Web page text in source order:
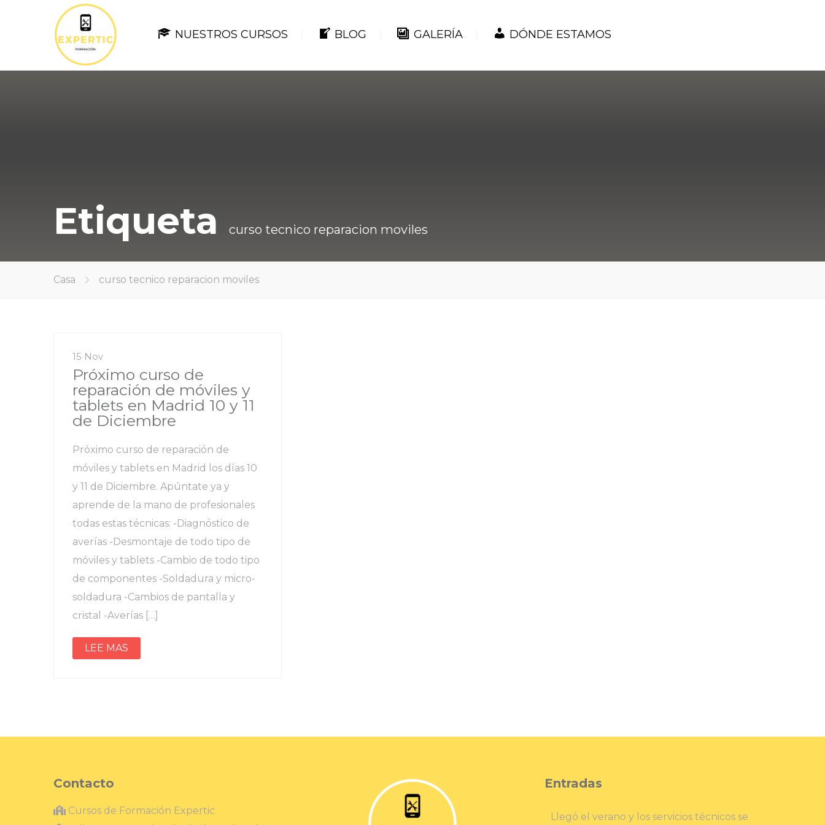
NUESTROS CURSOS BLOG GALERÍA DÓNDE ESTAMOS
Etiqueta curso tecnico reparacion moviles
Casa curso tecnico reparacion moviles
15 Nov
Próximo curso de
reparación de móviles y
tablets en Madrid 10 y 11
de Diciembre
Próximo curso de reparación de
móviles y tablets en Madrid los días 10
y 11 de Diciembre. Apúntate ya y
aprende de la mano de profesionales
todas estas técnicas: -Diagnóstico de
averías -Desmontaje de todo tipo de
móviles y tablets -Cambio de todo tipo
de componentes -Soldadura y micro-
soldadura -Cambios de pantalla y
cristal -Averías […]
LEE MAS
Contacto
Cursos de Formación Expertic
Entradas
Llegó el verano y los servicios técnicos se